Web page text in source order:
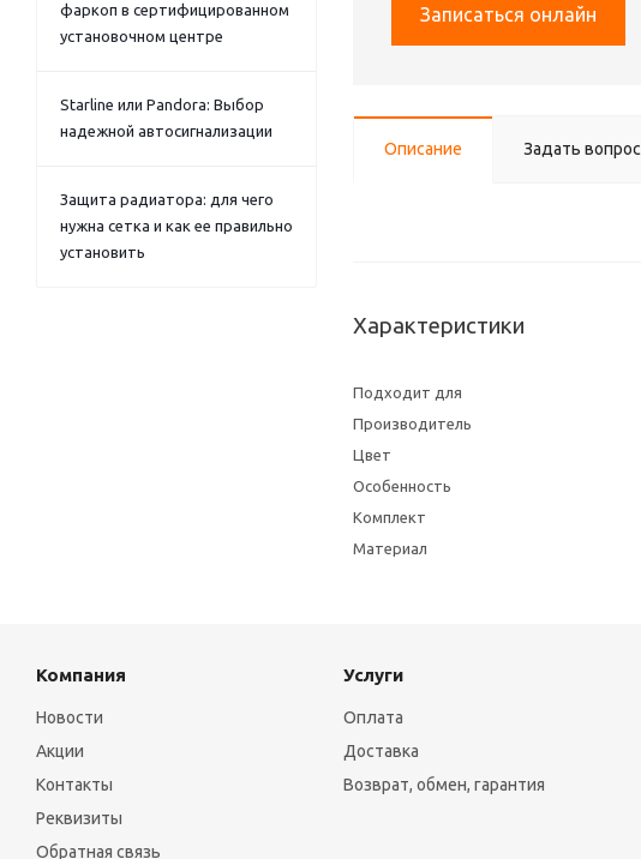
Записаться онлайн
Описание Задать вопрос
Характеристики
Подходит для
Производитель
Цвет
Особенность
Комплект
Материал
фаркоп в сертифицированном
установочном центре
Starline или Pandora: Выбор
надежной автосигнализации
Защита радиатора: для чего
нужна сетка и как ее правильно
установить
Компания
Новости
Акции
Контакты
Реквизиты
Обратная связь
Услуги
Оплата
Доставка
Возврат, обмен, гарантия